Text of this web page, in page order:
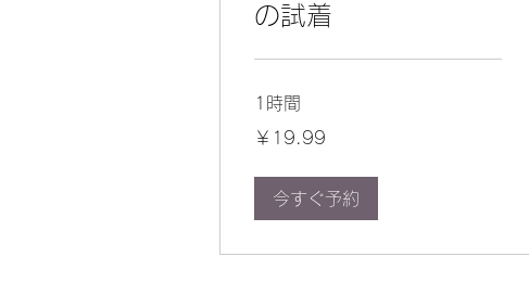
の試着
1時間
円
￥19.99
今すぐ予約